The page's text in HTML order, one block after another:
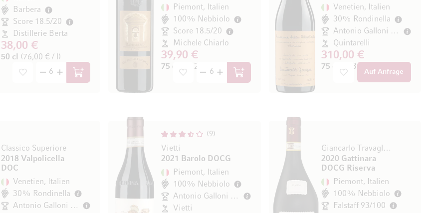
Barbera
Score 18.5/20
Distillerie Berta
38,00 €
50 cl (76,00 € / l)
In den Warenkorb
Piemont, Italien
100% Nebbiolo
Score 18.5/20
Michele Chiarlo
39,90 €
75 cl (53,20 € / l)
In den Warenkorb
Venetien, Italien
30% Rondinella
Antonio Galloni 97/100
Quintarelli
310,00 €
75 cl (413,33 € / l)
Auf Anfrage
Classico Superiore
2018 Valpolicella
DOC
Venetien, Italien
30% Rondinella
Antonio Galloni 94/100
9
Vietti
2021 Barolo DOCG
Piemont, Italien
100% Nebbiolo
Antonio Galloni 94/100
Vietti
Giancarlo Travaglini
2020 Gattinara
DOCG Riserva
Piemont, Italien
100% Nebbiolo
Falstaff 93/100